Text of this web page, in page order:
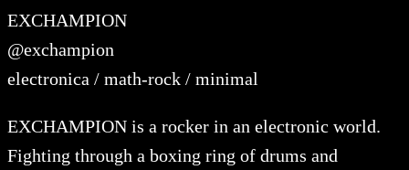
EXCHAMPION
@exchampion
electronica / math-rock / minimal
EXCHAMPION is a rocker in an electronic world.
Fighting through a boxing ring of drums and